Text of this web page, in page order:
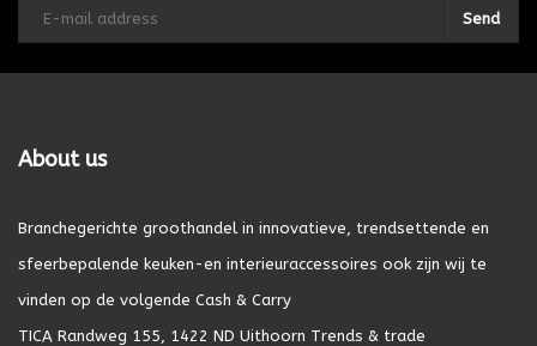
Send
About us
Branchegerichte groothandel in innovatieve, trendsettende en
sfeerbepalende keuken-en interieuraccessoires ook zijn wij te
vinden op de volgende Cash & Carry
TICA Randweg 155, 1422 ND Uithoorn Trends & trade